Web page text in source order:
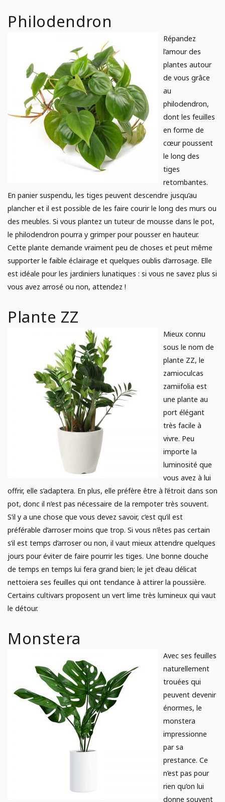
Philodendron
Répandez
l’amour des
plantes autour
de vous grâce
au
philodendron,
dont les feuilles
en forme de
cœur poussent
le long des
tiges
retombantes.
En panier suspendu, les tiges peuvent descendre jusqu’au
plancher et il est possible de les faire courir le long des murs ou
des meubles. Si vous plantez un tuteur de mousse dans le pot,
le philodendron pourra y grimper pour pousser en hauteur.
Cette plante demande vraiment peu de choses et peut même
supporter le faible éclairage et quelques oublis d’arrosage. Elle
est idéale pour les jardiniers lunatiques : si vous ne savez plus si
vous avez arrosé ou non, attendez !
Plante ZZ
Mieux connu
sous le nom de
plante ZZ, le
zamioculcas
zamiifolia est
une plante au
port élégant
très facile à
vivre. Peu
importe la
luminosité que
vous avez à lui
offrir, elle s’adaptera. En plus, elle préfère être à l’étroit dans son
pot, donc il n’est pas nécessaire de la rempoter très souvent.
S’il y a une chose que vous devez savoir, c’est qu’il est
préférable d’arroser moins que trop. Si vous n’êtes pas certain
s’il est temps d’arroser ou non, il vaut mieux attendre quelques
jours pour éviter de faire pourrir les tiges. Une bonne douche
de temps en temps lui fera grand bien; le jet d’eau délicat
nettoiera ses feuilles qui ont tendance à attirer la poussière.
Certains cultivars proposent un vert lime très lumineux qui vaut
le détour.
Monstera
Avec ses feuilles
naturellement
trouées qui
peuvent devenir
énormes, le
monstera
impressionne
par sa
prestance. Ce
n’est pas pour
rien qu’on lui
donne souvent